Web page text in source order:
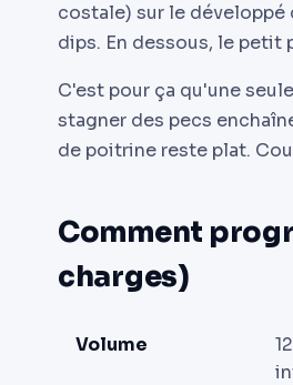
costale) sur le développé
dips. En dessous, le
C'est pour ça qu'une
stagner des pecs
de poitrine reste plat.
Comment
charges)
Volume